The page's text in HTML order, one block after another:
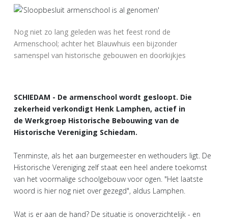
Nog niet zo lang geleden was het feest rond de
Armenschool; achter het Blauwhuis een bijzonder
samenspel van historische gebouwen en doorkijkjes
SCHIEDAM - De armenschool wordt gesloopt. Die
zekerheid verkondigt Henk Lamphen, actief in
de Werkgroep Historische Bebouwing van de
Historische Vereniging Schiedam.
Tenminste, als het aan burgemeester en wethouders ligt. De
Historische Vereniging zelf staat een heel andere toekomst
van het voormalige schoolgebouw voor ogen. "Het laatste
woord is hier nog niet over gezegd", aldus Lamphen.
Wat is er aan de hand? De situatie is onoverzichtelijk - en